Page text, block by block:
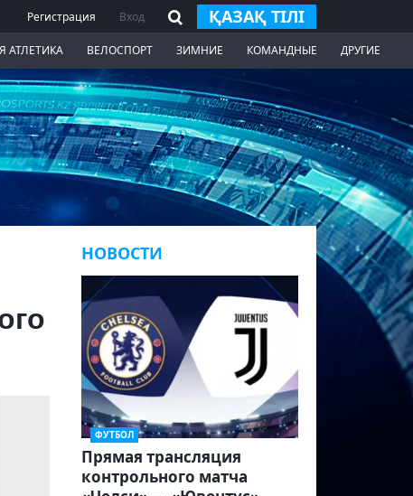
Регистрация Вход ҚАЗАҚ ТІЛІ
АТЛЕТИКА ВЕЛОСПОРТ ЗИМНИЕ КОМАНДНЫЕ ДРУГИЕ
НОВОСТИ
ФУТБОЛ
Прямая трансляция
контрольного матча